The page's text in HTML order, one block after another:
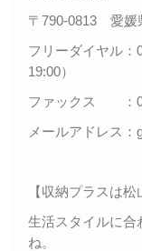
〒790-0813 愛媛
フリーダイヤル：
19:00）
ファックス ：
メールアドレス：
【収納プラスは
生活スタイルに合
ね。